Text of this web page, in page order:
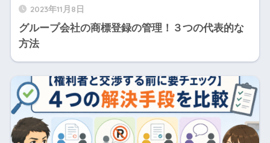
2023年11月8日
グループ会社の商標登録の管理！３つの代表的な
方法